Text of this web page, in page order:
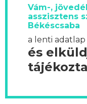
Vám-,
asszisztens
Békéscsaba
a lenti adatlap
és